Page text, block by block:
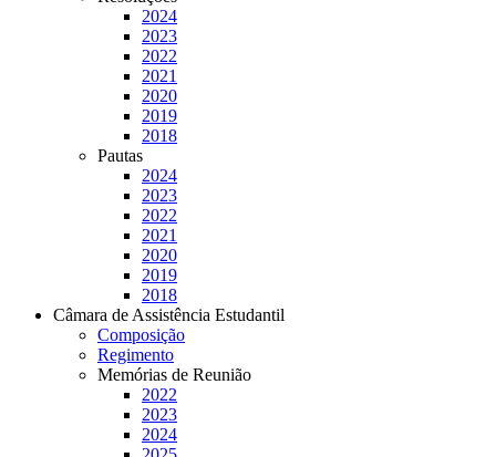
2024
2023
2022
2021
2020
2019
2018
Pautas
2024
2023
2022
2021
2020
2019
2018
Câmara de Assistência Estudantil
Composição
Regimento
Memórias de Reunião
2022
2023
2024